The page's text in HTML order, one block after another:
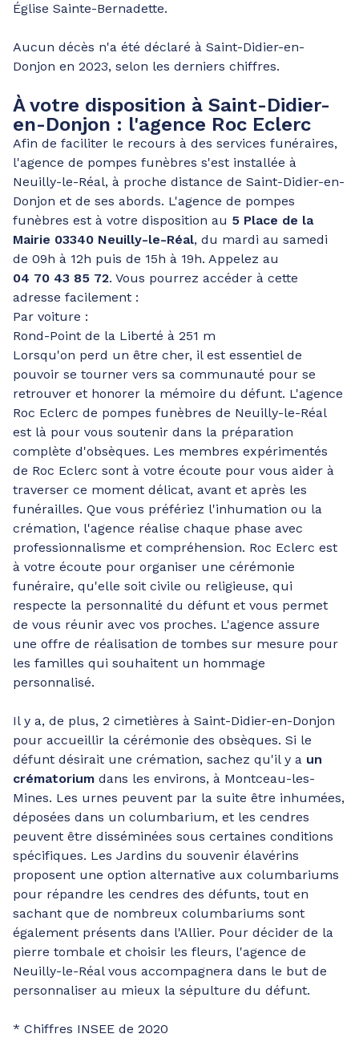
Église Sainte-Bernadette.
Aucun décès n'a été déclaré à Saint-Didier-en-
Donjon en 2023, selon les derniers chiffres.
À votre disposition à Saint-Didier-
en-Donjon : l'agence Roc Eclerc
Afin de faciliter le recours à des services funéraires,
l'agence de pompes funèbres s'est installée à
Neuilly-le-Réal, à proche distance de Saint-Didier-en-
Donjon et de ses abords. L'agence de pompes
funèbres est à votre disposition au 5 Place de la
Mairie 03340 Neuilly-le-Réal, du mardi au samedi
de 09h à 12h puis de 15h à 19h. Appelez au
04 70 43 85 72. Vous pourrez accéder à cette
adresse facilement :
Par voiture :
Rond-Point de la Liberté à 251 m
Lorsqu'on perd un être cher, il est essentiel de
pouvoir se tourner vers sa communauté pour se
retrouver et honorer la mémoire du défunt. L'agence
Roc Eclerc de pompes funèbres de Neuilly-le-Réal
est là pour vous soutenir dans la préparation
complète d'obsèques. Les membres expérimentés
de Roc Eclerc sont à votre écoute pour vous aider à
traverser ce moment délicat, avant et après les
funérailles. Que vous préfériez l'inhumation ou la
crémation, l'agence réalise chaque phase avec
professionnalisme et compréhension. Roc Eclerc est
à votre écoute pour organiser une cérémonie
funéraire, qu'elle soit civile ou religieuse, qui
respecte la personnalité du défunt et vous permet
de vous réunir avec vos proches. L'agence assure
une offre de réalisation de tombes sur mesure pour
les familles qui souhaitent un hommage
personnalisé.
Il y a, de plus, 2 cimetières à Saint-Didier-en-Donjon
pour accueillir la cérémonie des obsèques. Si le
défunt désirait une crémation, sachez qu'il y a un
crématorium dans les environs, à Montceau-les-
Mines. Les urnes peuvent par la suite être inhumées,
déposées dans un columbarium, et les cendres
peuvent être disséminées sous certaines conditions
spécifiques. Les Jardins du souvenir élavérins
proposent une option alternative aux columbariums
pour répandre les cendres des défunts, tout en
sachant que de nombreux columbariums sont
également présents dans l'Allier. Pour décider de la
pierre tombale et choisir les fleurs, l'agence de
Neuilly-le-Réal vous accompagnera dans le but de
personnaliser au mieux la sépulture du défunt.
* Chiffres INSEE de 2020